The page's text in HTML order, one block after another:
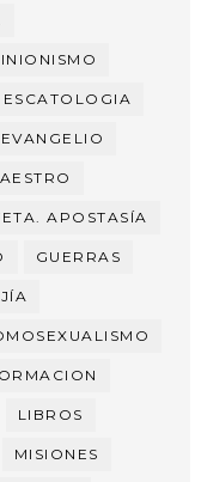
ESCATOLOGIA
EVANGELIO
APOSTASÍA
GUERRAS
LIBROS
MISIONES